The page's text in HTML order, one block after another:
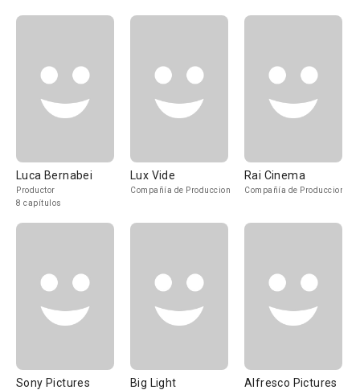
Luca Bernabei
Productor
8 capítulos
Lux Vide
Compañía de Produccion
Rai Cinema
Compañía de Produccion
Sony Pictures
Big Light
Alfresco Pictures